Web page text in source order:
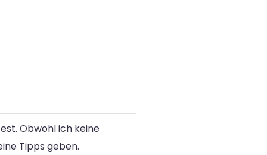
Obwohl ich keine
Tipps geben.